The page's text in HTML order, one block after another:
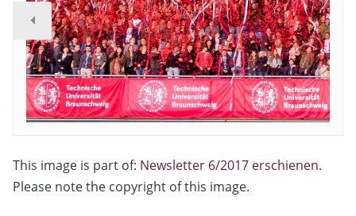
This image is part of: Newsletter 6/2017 erschienen.
Please note the copyright of this image.